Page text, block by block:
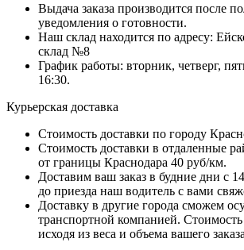
Выдача заказа производится после
уведомления о готовности.
Наш склад находится по адресу:
склад №8
График работы: вторник, четверг,
16:30.
Курьерская доставка
Стоимость доставки по городу
Стоимость доставки в отдаленные
от границы Краснодара 40 руб/км.
Доставим ваш заказ в будние дни с
до приезда наш водитель с вами
Доставку в другие города сможем
транспортной компанией. Стоимость
исходя из веса и объема вашего